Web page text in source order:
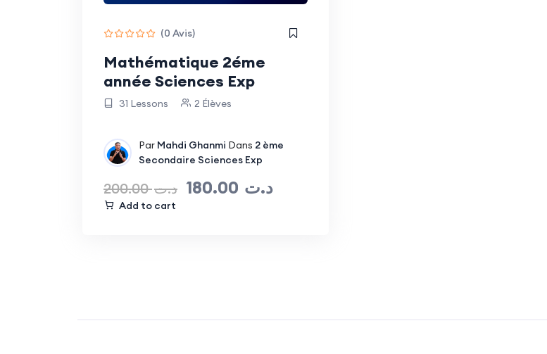
(0 Avis)
Mathématique 2éme
année Sciences Exp
31 Lessons 2 Élèves
Par Mahdi Ghanmi Dans 2 ème
Secondaire Sciences Exp
200.00د.ت 180.00 د.ت
Add to cart